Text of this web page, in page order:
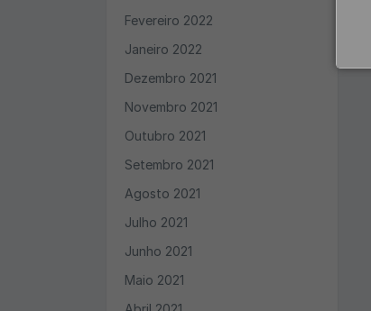
Fevereiro 2022
Janeiro 2022
Dezembro 2021
Novembro 2021
Outubro 2021
Setembro 2021
Agosto 2021
Julho 2021
Junho 2021
Maio 2021